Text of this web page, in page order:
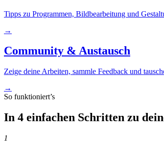
Tipps zu Programmen, Bildbearbeitung und
→
Community & Austausch
Zeige deine Arbeiten, sammle Feedback und
→
So funktioniert’s
In 4 einfachen Schritten zu
1